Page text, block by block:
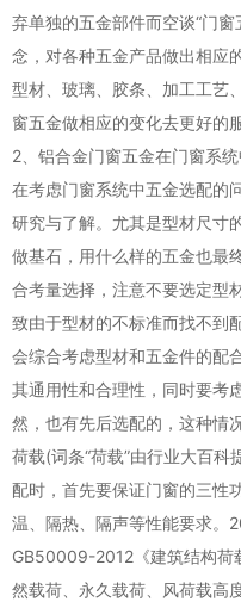
弃单独的五金部件而空谈“门
念，对各种五金产品做出相应
型材、玻璃、胶条、加工工艺
窗五金做相应的变化去更好的
2、铝合金门窗五金在门窗系
在考虑门窗系统中五金选配的
研究与了解。尤其是型材尺寸
做基石，用什么样的五金也最
合考量选择，注意不要选定型
致由于型材的不标准而找不到
会综合考虑型材和五金件的配
其通用性和合理性，同时要考
然，也有先后选配的，这种情
荷载(词条“荷载”由行业大百
配时，首先要保证门窗的三性
温、隔热、隔声等性能要求。
GB50009-2012《建筑结构荷
然载荷、永久载荷、风荷载高